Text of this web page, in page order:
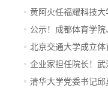
前...
黄阿火任福耀科技大
公示！成都体育学
通...
北京交通大学成立体
企业家担任院长！
院
清华大学党委书记